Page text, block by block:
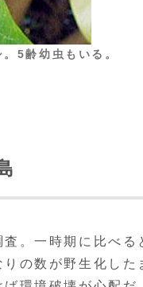
5齢幼虫もいる。
。一時期に比べる
の数が野生化し